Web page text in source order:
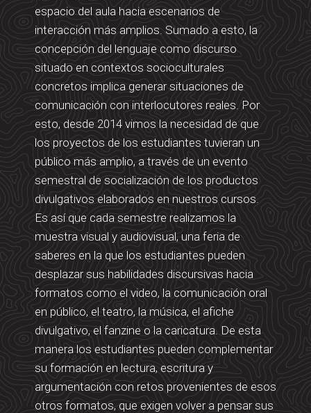
espacio del aula hacia escenarios de
interacción más amplios. Sumado a esto, la
concepción del lenguaje como discurso
situado en contextos socioculturales
concretos implica generar situaciones de
comunicación con interlocutores reales. Por
esto, desde 2014 vimos la necesidad de que
los proyectos de los estudiantes tuvieran un
público más amplio, a través de un evento
semestral de socialización de los productos
divulgativos elaborados en nuestros cursos.
Es así que cada semestre realizamos la
muestra visual y audiovisual, una feria de
saberes en la que los estudiantes pueden
desplazar sus habilidades discursivas hacia
formatos como el video, la comunicación oral
en público, el teatro, la música, el afiche
divulgativo, el fanzine o la caricatura. De esta
manera los estudiantes pueden complementar
su formación en lectura, escritura y
argumentación con retos provenientes de esos
otros formatos, que exigen volver a pensar sus